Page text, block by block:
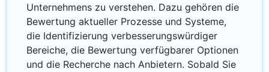
Unternehmens zu verstehen. Dazu gehören die
Bewertung aktueller Prozesse und Systeme,
die Identifizierung verbesserungswürdiger
Bereiche, die Bewertung verfügbarer Optionen
und die Recherche nach Anbietern. Sobald Sie